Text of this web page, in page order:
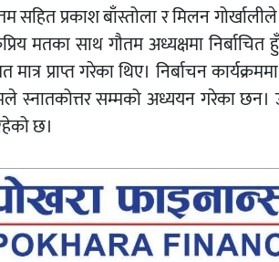
सहित प्रकाश बाँस्तोला र मिलन
मतका साथ गौतम अध्यक्षमा निर्बाचित
प्राप्त गरेका थिए। निर्बाचन
स्नातकोत्तर सम्मको अध्ययन गरेका
छ।